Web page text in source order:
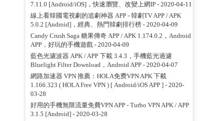
7.11.0 [Android/iOS]，快速瀏覽、改變上網IP- 2020-04-11
線上看韓國電視劇的追劇神器 APP - 韓劇TV APP / APK
5.0.2 [Android]，經典、熱門韓劇排行榜- 2020-04-09
Candy Crush Saga 糖果傳奇 APP / APK 1.174.0.2，Android
APP，好玩的手機遊戲- 2020-04-09
藍色光濾波器 APK / APP 下載 3.4.3，手機藍光過濾
Bluelight Filter Download，Android APP- 2020-04-07
網路加速器 VPN 推薦：HOLA免费VPN APK 下載
1.166.323 ( HOLA Free VPN ) [ Android/iOS APP ]- 2020-
03-28
好用的手機無限流量免費VPN APP - Turbo VPN APK / APP
3.1.5 [Android]- 2020-03-28